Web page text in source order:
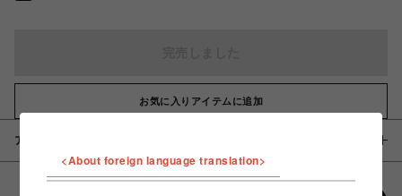
お気に入りアイテムに追加
アイテム説明 / 素材
<About foreign language translation>